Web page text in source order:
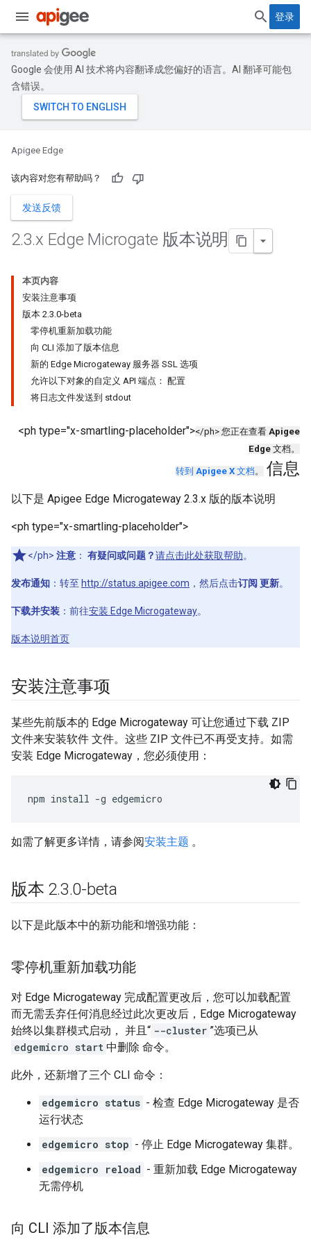
登录
Google 会使用 AI 技术将内容翻译成您偏好的语言。AI 翻译可能包
含错误。
Apigee Edge
该内容对您有帮助吗？
发送反馈
2.3.x Edge Microgate 版本说明
本页内容
安装注意事项
版本 2.3.0-beta
零停机重新加载功能
向 CLI 添加了版本信息
新的 Edge Microgateway 服务器 SSL 选项
允许以下对象的自定义 API 端点： 配置
将日志文件发送到 stdout
<ph type="x-smartling-placeholder"></ph> 您正在查看 Apigee
Edge 文档。
转到 Apigee X 文档。 信息
以下是 Apigee Edge Microgateway 2.3.x 版的版本说明
<ph type="x-smartling-placeholder">
</ph> 注意 ： 有疑问或问题？请点击此处获取帮助。
发布通知 ：转至 http://status.apigee.com ，然后点击订阅 更新。
下载并安装 ：前往安装 Edge Microgateway。
版本说明首页
安装注意事项
某些先前版本的 Edge Microgateway 可让您通过下载 ZIP
文件来安装软件 文件。这些 ZIP 文件已不再受支持。如需
安装 Edge Microgateway，您必须使用：
npm install -g edgemicro
如需了解更多详情，请参阅安装主题 。
版本 2.3.0-beta
以下是此版本中的新功能和增强功能：
零停机重新加载功能
对 Edge Microgateway 完成配置更改后，您可以加载配置
而无需丢弃任何消息经过此次更改后，Edge Microgateway
始终以集群模式启动， 并且“ --cluster ”选项已从
edgemicro start 中删除 命令。
此外，还新增了三个 CLI 命令：
edgemicro status - 检查 Edge Microgateway 是否
运行状态
edgemicro stop - 停止 Edge Microgateway 集群。
edgemicro reload - 重新加载 Edge Microgateway
无需停机
向 CLI 添加了版本信息